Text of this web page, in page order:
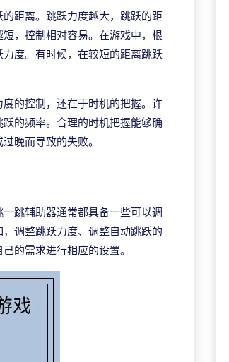
距离。跳跃力度越大，跳跃的距
，控制相对容易。在游戏中，根
度。有时候，在较短的距离跳跃
的控制，还在于时机的把握。许
的频率。合理的时机把握能够确
晚而导致的失败。
跳辅助器通常都具备一些可以调
调整跳跃力度、调整自动跳跃的
的需求进行相应的设置。